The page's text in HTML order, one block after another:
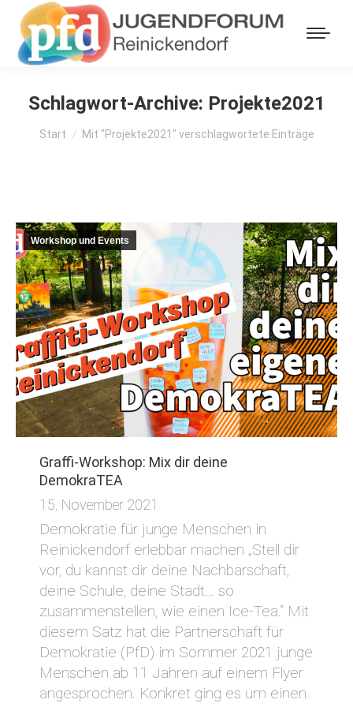
Schlagwort-Archive: Projekte2021
Sie befinden sich hier:
Start Mit "Projekte2021" verschlagwortete Einträge
Workshop und Events
Graffi-Workshop: Mix dir deine
DemokraTEA
15. November 2021
Demokratie für junge Menschen in
Reinickendorf erlebbar machen „Stell dir
vor, du kannst dir deine Nachbarschaft,
deine Schule, deine Stadt… so
zusammenstellen, wie einen Ice-Tea.“ Mit
diesem Satz hat die Partnerschaft für
Demokratie (PfD) im Sommer 2021 junge
Menschen ab 11 Jahren auf einem Flyer
angesprochen. Konkret ging es um einen